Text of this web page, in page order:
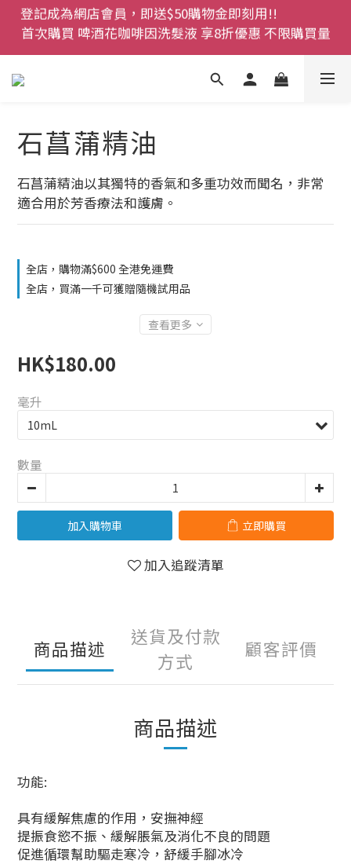
登記成為網店會員，即送$50購物金即刻用!!
首次購買 啤酒花咖啡因洗髮液 享8折優惠 不限購買量
首次購買 啤酒花咖啡因洗髮液 享8折優惠 不限購買量
網店會員一年內累積消費 $4500 即刻變身 VIP 全年正
價貨 85 折，幫朋友買大家一齊抵 !!
登記成為網店會員，即送$50購物金即刻用!!
石菖蒲精油
石菖蒲精油以其獨特的香氣和多重功效而聞名，非常
適合用於芳香療法和護膚。
全店，購物滿$600 全港免運費
全店，買滿一千可獲贈隨機試用品
查看更多
HK$180.00
毫升
數量
加入購物車 立即購買
加入追蹤清單
商品描述
送貨及付款
方式
顧客評價
商品描述
功能:
具有緩解焦慮的作用，安撫神經
提振食慾不振、緩解脹氣及消化不良的問題
促進循環幫助驅走寒冷，舒緩手腳冰冷